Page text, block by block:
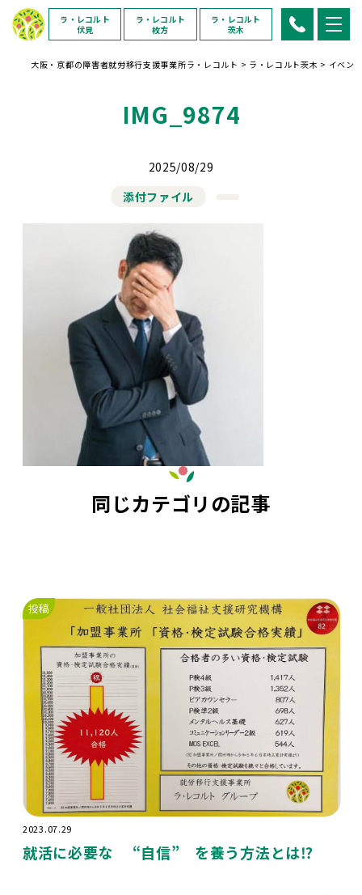
ラ・レコルト
伏見
ラ・レコルト
枚方
ラ・レコルト
茨木
大阪・京都の障害者就労移行支援事業所ラ・レコルト > ラ・レコルト茨木 > イベン
IMG_9874
2025/08/29
添付ファイル
同じカテゴリの記事
投稿
2023.07.29
就活に必要な “自信” を養う方法とは⁉️